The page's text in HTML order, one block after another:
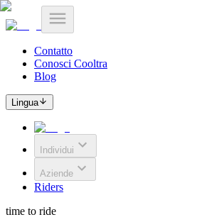
Contatto
Conosci Cooltra
Blog
Lingua
Individui
Aziende
Riders
time to ride